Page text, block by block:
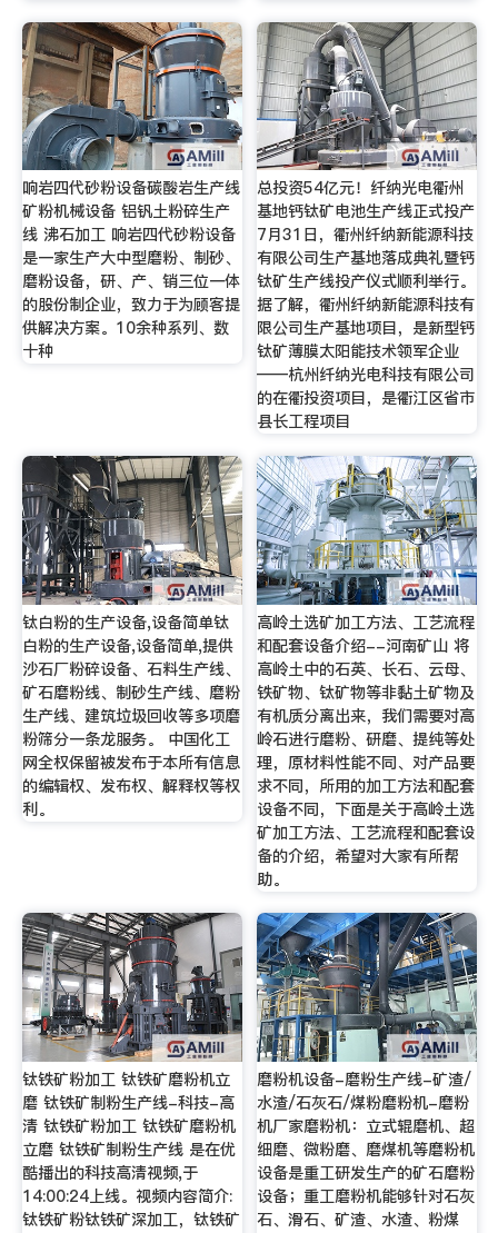
响岩四代砂粉设备碳酸岩生产线
矿粉机械设备 铝钒土粉碎生产
线 沸石加工 响岩四代砂粉设备
是一家生产大中型磨粉、制砂、
磨粉设备，研、产、销三位一体
的股份制企业，致力于为顾客提
供解决方案。10余种系列、数
十种
总投资54亿元！纤纳光电衢州
基地钙钛矿电池生产线正式投产
7月31日，衢州纤纳新能源科技
有限公司生产基地落成典礼暨钙
钛矿生产线投产仪式顺利举行。
据了解，衢州纤纳新能源科技有
限公司生产基地项目，是新型钙
钛矿薄膜太阳能技术领军企业
——杭州纤纳光电科技有限公司
的在衢投资项目，是衢江区省市
县长工程项目
钛白粉的生产设备,设备简单钛
白粉的生产设备,设备简单,提供
沙石厂粉碎设备、石料生产线、
矿石磨粉线、制砂生产线、磨粉
生产线、建筑垃圾回收等多项磨
粉筛分一条龙服务。 中国化工
网全权保留被发布于本所有信息
的编辑权、发布权、解释权等权
利。
高岭土选矿加工方法、工艺流程
和配套设备介绍--河南矿山 将
高岭土中的石英、长石、云母、
铁矿物、钛矿物等非黏土矿物及
有机质分离出来，我们需要对高
岭石进行磨粉、研磨、提纯等处
理，原材料性能不同、对产品要
求不同，所用的加工方法和配套
设备不同，下面是关于高岭土选
矿加工方法、工艺流程和配套设
备的介绍，希望对大家有所帮
助。
钛铁矿粉加工 钛铁矿磨粉机立
磨 钛铁矿制粉生产线-科技-高
清 钛铁矿粉加工 钛铁矿磨粉机
立磨 钛铁矿制粉生产线 是在优
酷播出的科技高清视频,于
14:00:24上线。视频内容简介:
钛铁矿粉钛铁矿深加工，钛铁矿
磨粉机设备-磨粉生产线-矿渣/
水渣/石灰石/煤粉磨粉机-磨粉
机厂家磨粉机：立式辊磨机、超
细磨、微粉磨、磨煤机等磨粉机
设备是重工研发生产的矿石磨粉
设备；重工磨粉机能够针对石灰
石、滑石、矿渣、水渣、粉煤